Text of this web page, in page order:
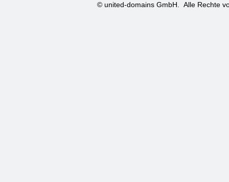
© united-domains GmbH. Alle Rechte